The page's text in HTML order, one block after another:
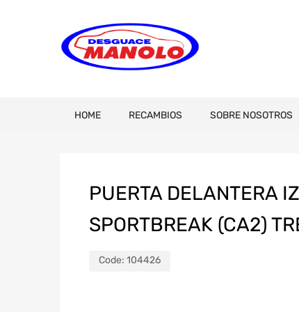
HOME RECAMBIOS SOBRE NOSOTROS
PUERTA DELANTERA
SPORTBREAK (CA2)
Code: 104426